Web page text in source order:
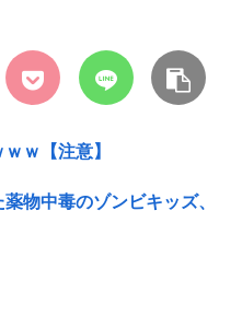
ｗ【注意】
物中毒のゾンビキッズ、